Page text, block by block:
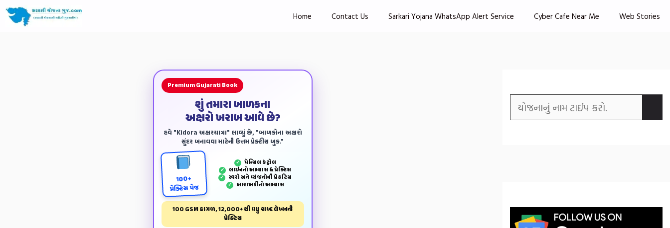
Home Contact Us Sarkari Yojana WhatsApp Alert Service Cyber Cafe Near Me Web Stories
Premium Gujarati Book
શું તમારા બાળકના
અક્ષરો ખરાબ આવે છે?
હવે "Kidora અક્ષરયાત્રા" લાવ્યું છે, "બાળકોના અક્ષરો
સુંદર બનાવવા માટેની ઉત્તમ પ્રેક્ટીસ બુક."
100+
પ્રેક્ટિસ પેજ
✓ પેન્‍સિલ કંટ્રોલ
✓ લાઈનનો અભ્યાસ & પ્રેક્ટિસ
✓ સ્વરો અને વ્યંજનોની પ્રેકટિસ
✓ બારાખડીનો અભ્યાસ
100 GSM કાગળ, 12,000+ થી વધુ શબ્દ લેખનની
પ્રેક્ટિસ